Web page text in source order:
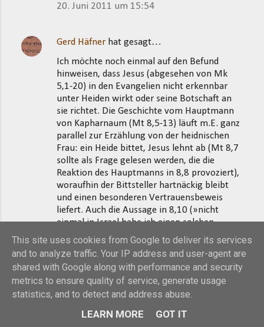
20. Juni 2011 um 15:54
Gerd Häfner hat gesagt…
Ich möchte noch einmal auf den Befund
hinweisen, dass Jesus (abgesehen von Mk
5,1-20) in den Evangelien nicht erkennbar
unter Heiden wirkt oder seine Botschaft an
sie richtet. Die Geschichte vom Hauptmann
von Kapharnaum (Mt 8,5-13) läuft m.E. ganz
parallel zur Erzählung von der heidnischen
Frau: ein Heide bittet, Jesus lehnt ab (Mt 8,7
sollte als Frage gelesen werden, die die
Reaktion des Hauptmanns in 8,8 provoziert),
woraufhin der Bittsteller hartnäckig bleibt
und einen besonderen Vertrauensbeweis
liefert. Auch die Aussage in 8,10 (»nicht
einmal in Israel habe ich einen solchen
Glauben gefunden«) deutet darauf hin, dass
Jesus eigentlich zu Israel gesandt ist – und so
wird in den Evangelien auch erzählt.
Außerdem spielt eine Berufung auf das
Beispiel Jesu in den Debatten der Urkirche
um die Heidenmission, soweit wir darin
This site uses cookies from Google to deliver its services
and to analyze traffic. Your IP address and user-agent are
shared with Google along with performance and security
metrics to ensure quality of service, generate usage
statistics, and to detect and address abuse.
LEARN MORE GOT IT